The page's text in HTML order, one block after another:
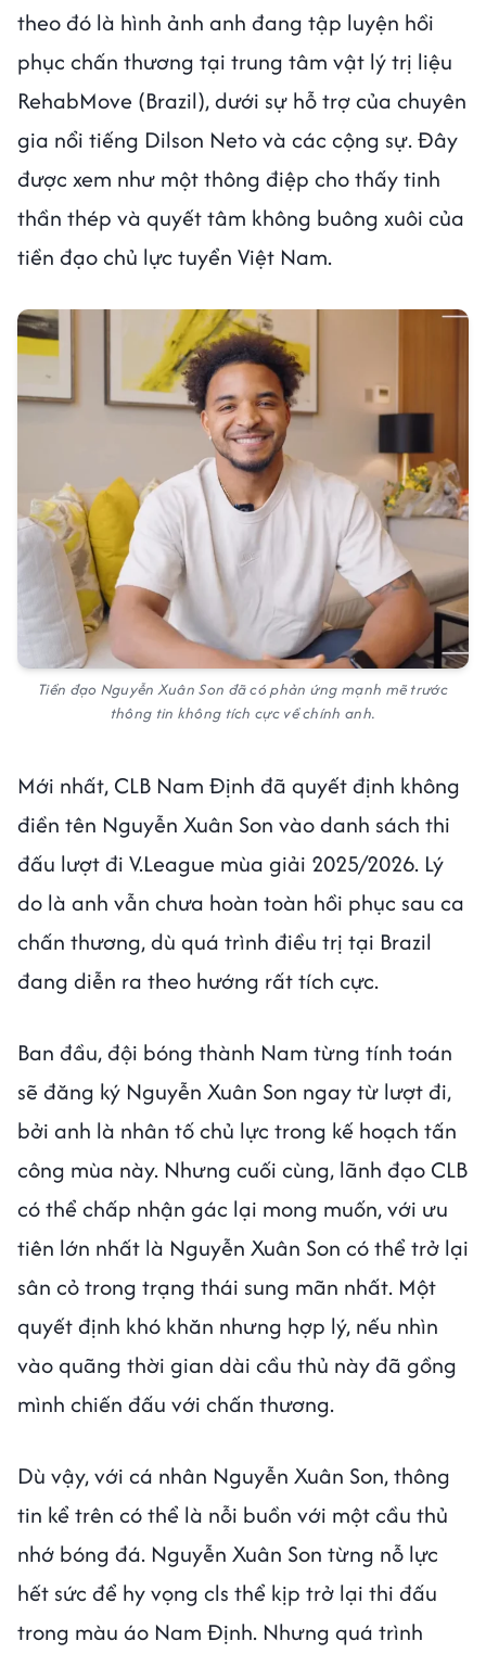
theo đó là hình ảnh anh đang tập luyện hồi
phục chấn thương tại trung tâm vật lý trị liệu
RehabMove (Brazil), dưới sự hỗ trợ của chuyên
gia nổi tiếng Dilson Neto và các cộng sự. Đây
được xem như một thông điệp cho thấy tinh
thần thép và quyết tâm không buông xuôi của
tiền đạo chủ lực tuyển Việt Nam.
Tiền đạo Nguyễn Xuân Son đã có phản ứng mạnh mẽ trước
thông tin không tích cực về chính anh.
Mới nhất, CLB Nam Định đã quyết định không
điền tên Nguyễn Xuân Son vào danh sách thi
đấu lượt đi V.League mùa giải 2025/2026. Lý
do là anh vẫn chưa hoàn toàn hồi phục sau ca
chấn thương, dù quá trình điều trị tại Brazil
đang diễn ra theo hướng rất tích cực.
Ban đầu, đội bóng thành Nam từng tính toán
sẽ đăng ký Nguyễn Xuân Son ngay từ lượt đi,
bởi anh là nhân tố chủ lực trong kế hoạch tấn
công mùa này. Nhưng cuối cùng, lãnh đạo CLB
có thể chấp nhận gác lại mong muốn, với ưu
tiên lớn nhất là Nguyễn Xuân Son có thể trở lại
sân cỏ trong trạng thái sung mãn nhất. Một
quyết định khó khăn nhưng hợp lý, nếu nhìn
vào quãng thời gian dài cầu thủ này đã gồng
mình chiến đấu với chấn thương.
Dù vậy, với cá nhân Nguyễn Xuân Son, thông
tin kể trên có thể là nỗi buồn với một cầu thủ
nhớ bóng đá. Nguyễn Xuân Son từng nỗ lực
hết sức để hy vọng cls thể kịp trở lại thi đấu
trong màu áo Nam Định. Nhưng quá trình